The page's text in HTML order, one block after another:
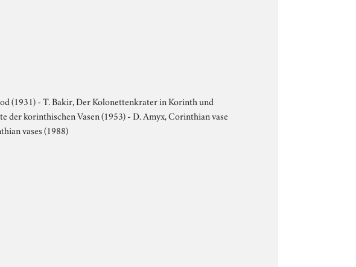
(1931) - T. Bakir, Der Kolonettenkrater in Korinth und
der korinthischen Vasen (1953) - D. Amyx, Corinthian vase
vases (1988)